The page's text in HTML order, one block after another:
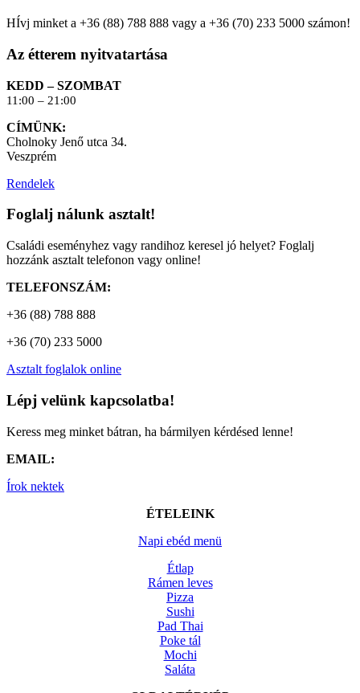
HÍvj minket a +36 (88) 788 888 vagy a +36 (70) 233 5000 számon!
Az étterem nyitvatartása
KEDD – SZOMBAT
11:00 – 21:00
CÍMÜNK:
Cholnoky Jenő utca 34.
Veszprém
Rendelek
Foglalj nálunk asztalt!
Családi eseményhez vagy randihoz keresel jó helyet? Foglalj
hozzánk asztalt telefonon vagy online!
TELEFONSZÁM:
+36 (88) 788 888
+36 (70) 233 5000
Asztalt foglalok online
Lépj velünk kapcsolatba!
Keress meg minket bátran, ha bármilyen kérdésed lenne!
EMAIL:
Írok nektek
ÉTELEINK
Napi ebéd menü
Étlap
Rámen leves
Pizza
Sushi
Pad Thai
Poke tál
Mochi
Saláta